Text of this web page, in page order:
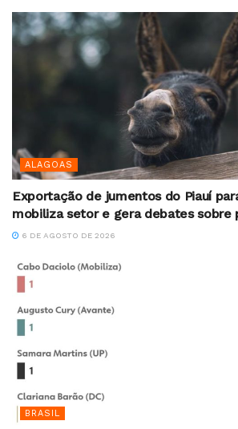
ALAGOAS
Exportação de jumentos do Piauí
mobiliza setor e gera debates sobre
6 DE AGOSTO DE 2026
BRASIL